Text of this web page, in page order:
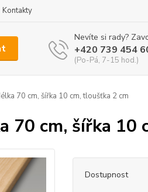
Kontakty
Nevíte si rady?
+420 739 454
(Po-Pá, 7-15 hod.)
70 cm, šířka 10 cm, tloušťka 2 cm
70 cm, šířka 10
Dostupnost